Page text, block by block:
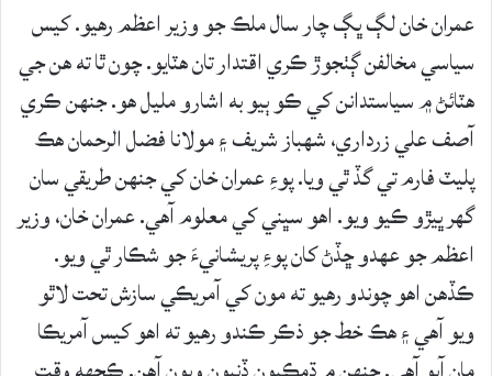
عمران خان لڳ ڀڳ چار سال ملڪ جو وزير اعظم رهيو. کيس
سياسي مخالفن ڳٺجوڙ ڪري اقتدار تان هٽايو. چون ٿا ته هن جي
هٽائڻ ۾ سياستدانن کي ڪو ٻيو به اشارو مليل هو. جنهن ڪري
آصف علي زرداري، شهباز شريف ۽ مولانا فضل الرحمان هڪ
پليٽ فارم تي گڏ ٿي ويا. پوءِ عمران خان کي جنهن طريقي سان
گهر ڀيڙو ڪيو ويو. اهو سڀني کي معلوم آهي. عمران خان، وزير
اعظم جو عهدو ڇڏڻ کان پوءِ پريشانيءَ جو شڪار ٿي ويو.
ڪڏهن اهو چوندو رهيو ته مون کي آمريڪي سازش تحت لاٿو
ويو آهي ۽ هڪ خط جو ذڪر ڪندو رهيو ته اهو کيس آمريڪا